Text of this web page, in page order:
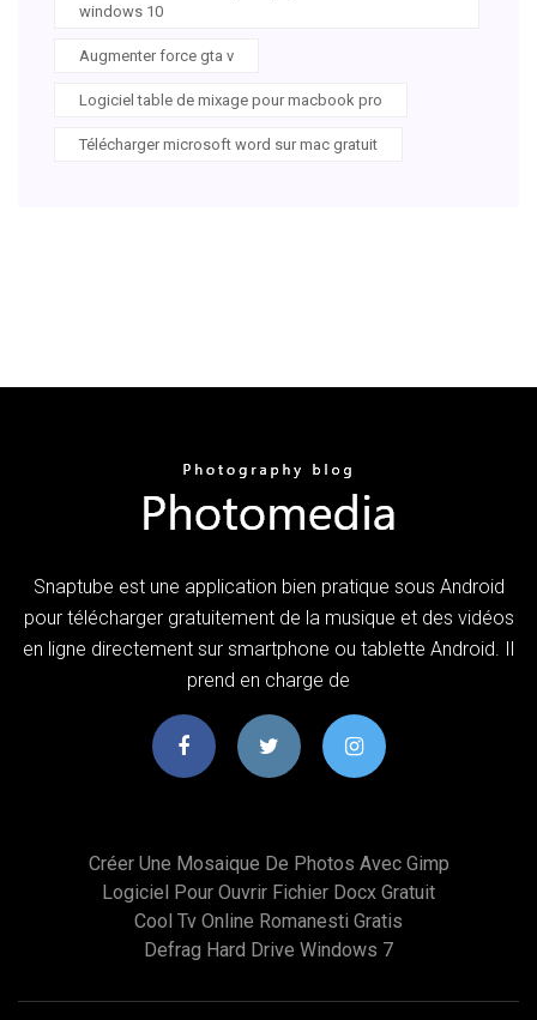
windows 10
Augmenter force gta v
Logiciel table de mixage pour macbook pro
Télécharger microsoft word sur mac gratuit
Snaptube est une application bien pratique sous Android
pour télécharger gratuitement de la musique et des vidéos
en ligne directement sur smartphone ou tablette Android. Il
prend en charge de
Créer Une Mosaique De Photos Avec Gimp
Logiciel Pour Ouvrir Fichier Docx Gratuit
Cool Tv Online Romanesti Gratis
Defrag Hard Drive Windows 7